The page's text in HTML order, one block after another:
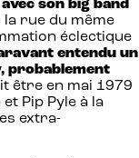
son big band
la rue du même
éclectique
entendu un
probablement
être en mai 1979
Pip Pyle à la
extra-